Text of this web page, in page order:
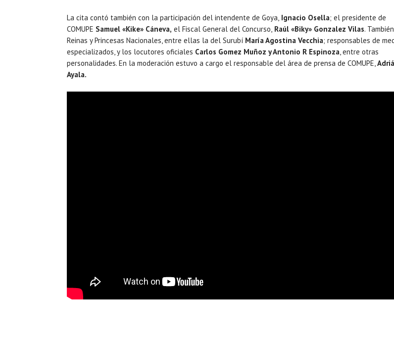
La cita contó también con la participación del intendente de Goya, Ignacio Osella; el presidente de
COMUPE Samuel «Kike» Cáneva, el Fiscal General del Concurso, Raúl «Biky» Gonzalez Vilas. También
Reinas y Princesas Nacionales, entre ellas la del Surubí María Agostina Vecchia; responsables de
especializados, y los locutores oficiales Carlos Gomez Muñoz y Antonio R Espinoza, entre otras
personalidades. En la moderación estuvo a cargo el responsable del área de prensa de COMUPE,
Ayala.